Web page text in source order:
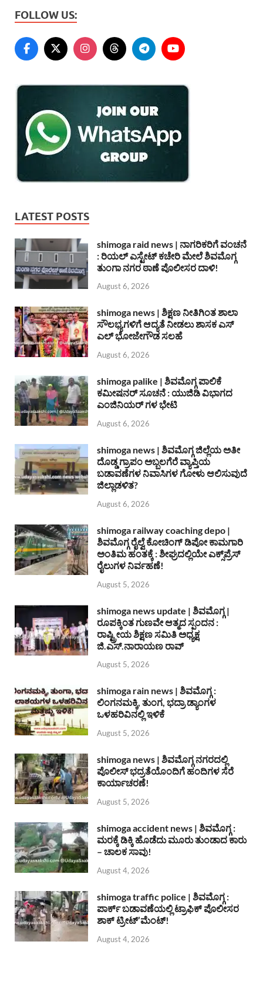
FOLLOW US:
LATEST POSTS
shimoga raid news | ನಾಗರಿಕರಿಗೆ ವಂಚನೆ
: ರಿಯಲ್ ಎಸ್ಟೇಟ್ ಕಚೇರಿ ಮೇಲೆ ಶಿವಮೊಗ್ಗ
ತುಂಗಾ ನಗರ ಠಾಣೆ ಪೊಲೀಸರ ದಾಳಿ!
August 6, 2026
shimoga news | ಶಿಕ್ಷಣ ನೀತಿಗಿಂತ ಶಾಲಾ
ಸೌಲಭ್ಯಗಳಿಗೆ ಆದ್ಯತೆ ನೀಡಲು ಶಾಸಕ ಎಸ್
ಎಲ್ ಭೋಜೇಗೌಡ ಸಲಹೆ
August 6, 2026
shimoga palike | ಶಿವಮೊಗ್ಗ ಪಾಲಿಕೆ
ಕಮೀಷನರ್ ಸೂಚನೆ : ಯುಜಿಡಿ ವಿಭಾಗದ
ಎಂಜಿನಿಯರ್ ಗಳ ಭೇಟಿ
August 6, 2026
shimoga news | ಶಿವಮೊಗ್ಗ ಜಿಲ್ಲೆಯ ಅತೀ
ದೊಡ್ಡ ಗ್ರಾಪಂ ಅಬ್ಬಲಗೆರೆ ವ್ಯಾಪ್ತಿಯ
ಬಡಾವಣೆಗಳ ನಿವಾಸಿಗಳ ಗೋಳು ಆಲಿಸುವುದೆ
ಜಿಲ್ಲಾಡಳಿತ?
August 6, 2026
shimoga railway coaching depo |
ಶಿವಮೊಗ್ಗ ರೈಲ್ವೆ ಕೋಚಿಂಗ್ ಡಿಪೋ ಕಾಮಗಾರಿ
ಅಂತಿಮ ಹಂತಕ್ಕೆ : ಶೀಘ್ರದಲ್ಲಿಯೇ ಎಕ್ಸ್‌ಪ್ರೆಸ್
ರೈಲುಗಳ ನಿರ್ವಹಣೆ!
August 5, 2026
shimoga news update | ಶಿವಮೊಗ್ಗ |
ರೂಪಕ್ಕಿಂತ ಗುಣವೇ ಆತ್ಮದ ಸ್ಪಂದನ :
ರಾಷ್ಟ್ರೀಯ ಶಿಕ್ಷಣ ಸಮಿತಿ ಅಧ್ಯಕ್ಷ
ಜಿ.ಎಸ್.ನಾರಾಯಣ ರಾವ್
August 5, 2026
shimoga rain news | ಶಿವಮೊಗ್ಗ :
ಲಿಂಗನಮಕ್ಕಿ, ತುಂಗ, ಭದ್ರಾ ಡ್ಯಾಂಗಳ
ಒಳಹರಿವಿನಲ್ಲಿ ಇಳಿಕೆ
August 5, 2026
shimoga news | ಶಿವಮೊಗ್ಗ ನಗರದಲ್ಲಿ
ಪೊಲೀಸ್ ಭದ್ರತೆಯೊಂದಿಗೆ ಹಂದಿಗಳ ಸೆರೆ
ಕಾರ್ಯಾಚರಣೆ!
August 5, 2026
shimoga accident news | ಶಿವಮೊಗ್ಗ :
ಮರಕ್ಕೆ ಡಿಕ್ಕಿ ಹೊಡೆದು ಮೂರು ತುಂಡಾದ ಕಾರು
– ಚಾಲಕ ಸಾವು!
August 4, 2026
shimoga traffic police | ಶಿವಮೊಗ್ಗ :
ಪಾರ್ಕ್ ಬಡಾವಣೆಯಲ್ಲಿ ಟ್ರಾಫಿಕ್ ಪೊಲೀಸರ
ಶಾಕ್ ಟ್ರೀಟ್’ಮೆಂಟ್!
August 4, 2026